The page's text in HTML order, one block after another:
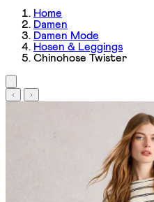
Home
Damen
Damen Mode
Hosen & Leggings
Chinohose Twister